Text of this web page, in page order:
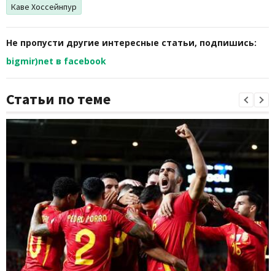
Каве Хоссейнпур
Не пропусти другие интересные статьи, подпишись:
bigmir)net в facebook
Статьи по теме